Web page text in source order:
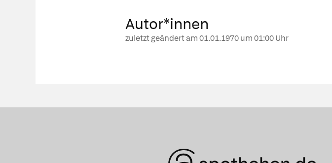
Autor*innen
zuletzt geändert am01.01.1970um 01:00 Uhr